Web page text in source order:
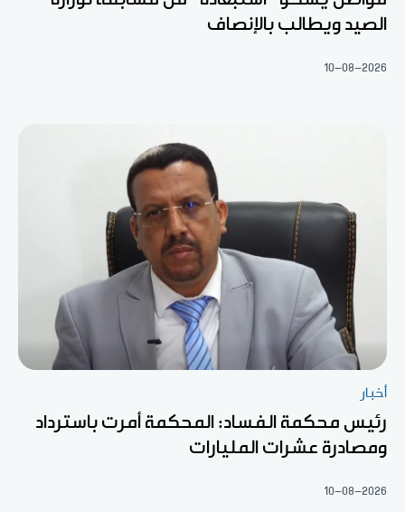
الصيد ويطالب بالإنصاف
10-08-2026
أخبار
رئيس محكمة الفساد: المحكمة أمرت باسترداد
ومصادرة عشرات المليارات
10-08-2026